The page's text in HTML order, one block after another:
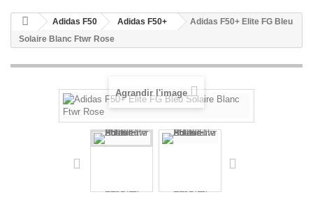
Adidas F50 Adidas F50+
Adidas F50+ Elite FG Bleu
Solaire Blanc Ftwr Rose
Agrandir l'image